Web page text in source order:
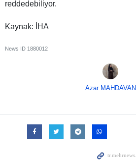
reddedebiliyor.
Kaynak: İHA
News ID 1880012
Azar MAHDAVAN